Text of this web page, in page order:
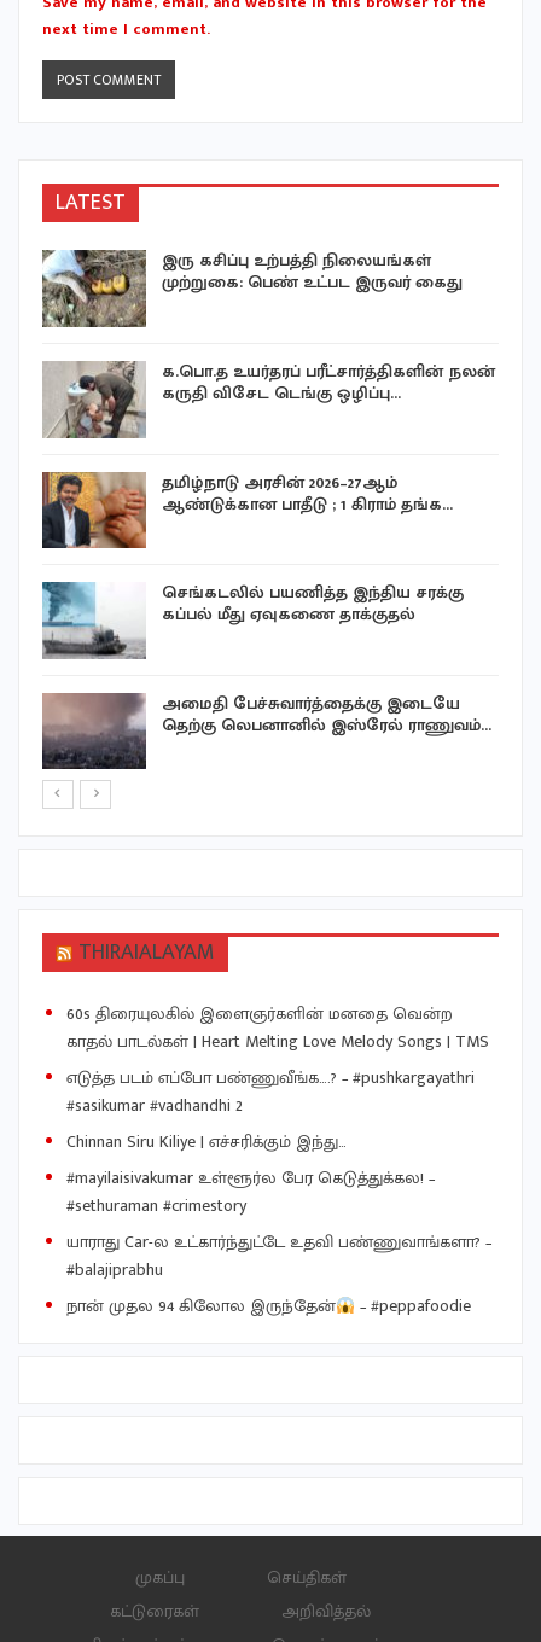
next time I comment.
LATEST
இரு கசிப்பு உற்பத்தி நிலையங்கள்
முற்றுகை: பெண் உட்பட இருவர் கைது
க.பொ.த உயர்தரப் பரீட்சார்த்திகளின் நலன்
கருதி விசேட டெங்கு ஒழிப்பு…
தமிழ்நாடு அரசின் 2026–27ஆம்
ஆண்டுக்கான பாதீடு ; 1 கிராம் தங்க…
செங்கடலில் பயணித்த இந்திய சரக்கு
கப்பல் மீது ஏவுகணை தாக்குதல்
அமைதி பேச்சுவார்த்தைக்கு இடையே
தெற்கு லெபனானில் இஸ்ரேல் ராணுவம்…
THIRAIALAYAM
60s திரையுலகில் இளைஞர்களின் மனதை வென்ற
காதல் பாடல்கள் | Heart Melting Love Melody Songs | TMS
எடுத்த படம் எப்போ பண்ணுவீங்க….? – #pushkargayathri
#sasikumar #vadhandhi 2
Chinnan Siru Kiliye | எச்சரிக்கும் இந்து…
#mayilaisivakumar உள்ளூர்ல பேர கெடுத்துக்கல! –
#sethuraman #crimestory
யாராது Car-ல உட்கார்ந்துட்டே உதவி பண்ணுவாங்களா? –
#balajiprabhu
நான் முதல 94 கிலோல இருந்தேன்
– #peppafoodie
முகப்பு
செய்திகள்
கட்டுரைகள்
அறிவித்தல்